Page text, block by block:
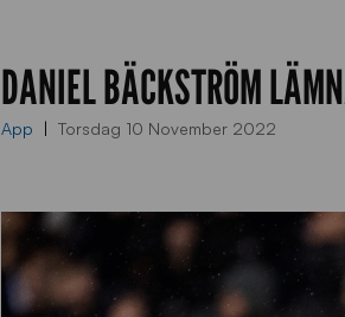
DANIEL BÄCKSTRÖM
App Torsdag 10 November 2022